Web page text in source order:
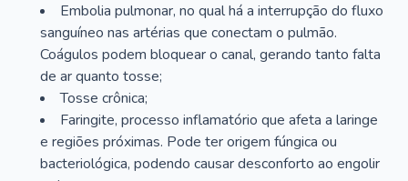
Embolia pulmonar, no qual há a interrupção do fluxo
sanguíneo nas artérias que conectam o pulmão.
Coágulos podem bloquear o canal, gerando tanto falta
de ar quanto tosse;
Tosse crônica;
Faringite, processo inflamatório que afeta a laringe
e regiões próximas. Pode ter origem fúngica ou
bacteriológica, podendo causar desconforto ao engolir